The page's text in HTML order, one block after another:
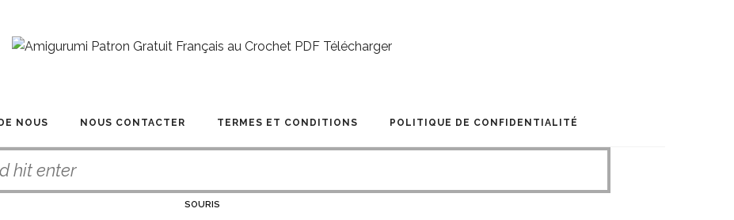
NOUS NOUS CONTACTER TERMES ET CONDITIONS POLITIQUE DE CONFIDENTIALITÉ
SOURIS